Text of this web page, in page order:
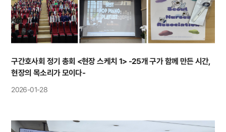
구간호사회 정기 총회 <현장 스케치 1> -25개 구가 함께 만든 시간,
현장의 목소리가 모이다-
2026-01-28